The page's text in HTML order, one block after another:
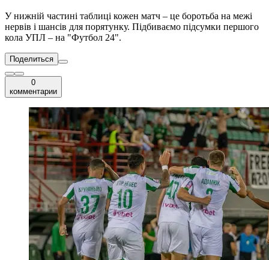
У нижній частині таблиці кожен матч – це боротьба на межі
нервів і шансів для порятунку. Підбиваємо підсумки першого
кола УПЛ – на "Футбол 24".
Поделиться
0
комментарии